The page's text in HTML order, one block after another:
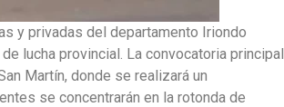
y privadas del departamento Iriondo
lucha provincial. La convocatoria principal
Martín, donde se realizará un
se concentrarán en la rotonda de